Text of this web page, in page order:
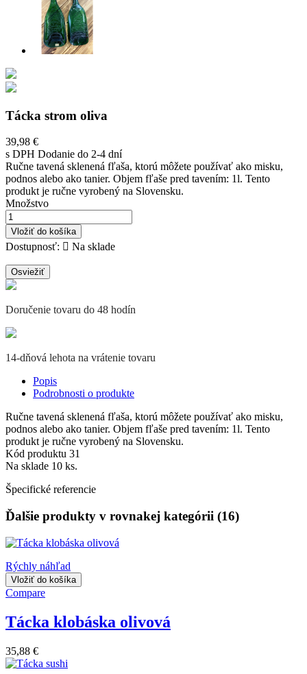
Tácka strom oliva
39,98 €
s DPH Dodanie do 2-4 dní
Ručne tavená sklenená fľaša, ktorú môžete používať ako misku,
podnos alebo ako tanier. Objem fľaše pred tavením: 1l. Tento
produkt je ručne vyrobený na Slovensku.
Množstvo
Vložiť do košíka
Dostupnosť:  Na sklade
Doručenie tovaru do 48 hodín
14-dňová lehota na vrátenie tovaru
Popis
Podrobnosti o produkte
Ručne tavená sklenená fľaša, ktorú môžete používať ako misku,
podnos alebo ako tanier. Objem fľaše pred tavením: 1l. Tento
produkt je ručne vyrobený na Slovensku.
Kód produktu 31
Na sklade 10 ks.
Špecifické referencie
Ďalšie produkty v rovnakej kategórii (16)
Rýchly náhľad
Vložiť do košíka
Compare
Tácka klobáska olivová
35,88 €